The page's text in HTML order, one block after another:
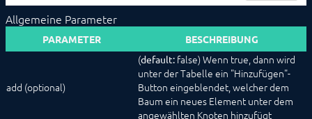
ColumnLayout
Configurator
ExpansionPanel
HorizontalSlider
Label
Allgemeine Parameter
PARAMETER BESCHREIBUNG
add (optional)
(default: false) Wenn true, dann wird
unter der Tabelle ein "Hinzufügen"-
Button eingeblendet, welcher dem
Baum ein neues Element unter dem
angewählten Knoten hinzufügt